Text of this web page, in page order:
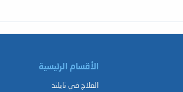
الأقسام الرئيسية
العلاج في تايلند